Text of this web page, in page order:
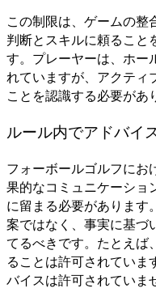
この制限は、ゲームの整
判断とスキルに頼ること
す。プレーヤーは、ホー
れていますが、アクティ
ことを認識する必要があ
ルール内でアドバイ
フォーボールゴルフにお
果的なコミュニケーショ
に留まる必要があります
案ではなく、事実に基づ
てるべきです。たとえば
ることは許可されていま
バイスは許可されていま